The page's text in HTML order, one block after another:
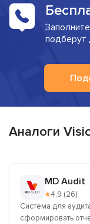
подберут
Аналоги
MD Audit
★4,9 (26)
Система для
сформировать